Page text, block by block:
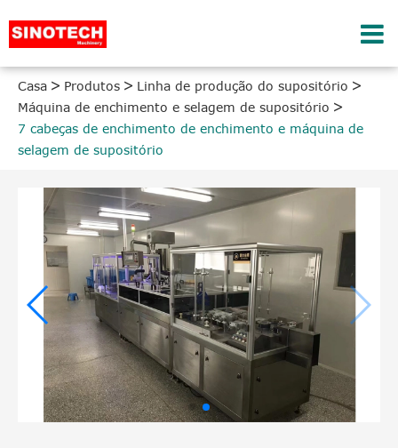
Casa Produtos
Linha de produção do supositório
Máquina de enchimento e selagem de supositório
7 cabeças de enchimento de enchimento e máquina de
selagem de supositório